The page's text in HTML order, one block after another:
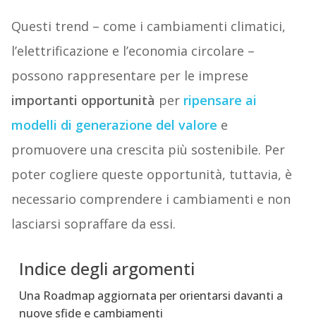
Questi trend – come i cambiamenti climatici,
l’elettrificazione e l’economia circolare –
possono rappresentare per le imprese
importanti opportunità per ripensare ai
modelli di generazione del valore e
promuovere una crescita più sostenibile. Per
poter cogliere queste opportunità, tuttavia, è
necessario comprendere i cambiamenti e non
lasciarsi sopraffare da essi.
Indice degli argomenti
Una Roadmap aggiornata per orientarsi davanti a
nuove sfide e cambiamenti